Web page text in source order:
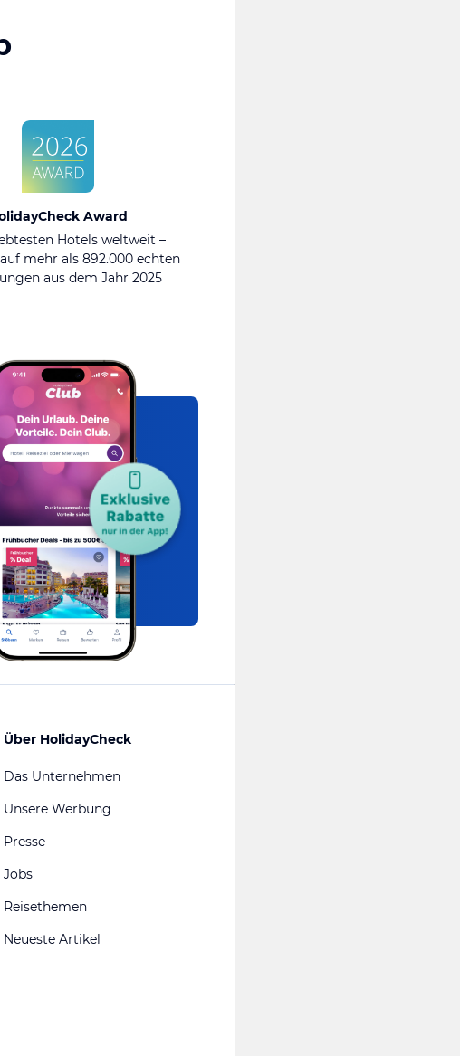
Award
Hotels weltweit –
mehr als 892.000 echten
aus dem Jahr 2025
Über HolidayCheck
Das Unternehmen
Unsere Werbung
Presse
Jobs
Reisethemen
Neueste Artikel